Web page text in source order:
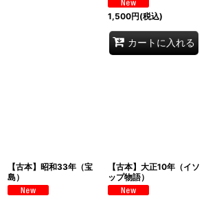
1,500円(税込)
カートに入れる
【古本】昭和33年（宝
島）
【古本】大正10年（イソ
ップ物語）